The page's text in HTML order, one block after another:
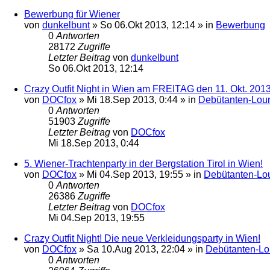
Bewerbung für Wiener
von dunkelbunt» So 06.Okt 2013, 12:14 » in Bewerbung
0 Antworten
28172 Zugriffe
Letzter Beitrag von dunkelbunt
So 06.Okt 2013, 12:14
Crazy Outfit Night in Wien am FREITAG den 11. Okt.
von DOCfox » Mi 18.Sep 2013, 0:44 » in Debütanten-
0 Antworten
51903 Zugriffe
Letzter Beitrag von DOCfox
Mi 18.Sep 2013, 0:44
5. Wiener-Trachtenparty in der Bergstation Tirol in Wien!
von DOCfox » Mi 04.Sep 2013, 19:55 » in Debütanten-
0 Antworten
26386 Zugriffe
Letzter Beitrag von DOCfox
Mi 04.Sep 2013, 19:55
Crazy Outfit Night! Die neue Verkleidungsparty in Wien!
von DOCfox » Sa 10.Aug 2013, 22:04 » in Debütanten-
0 Antworten